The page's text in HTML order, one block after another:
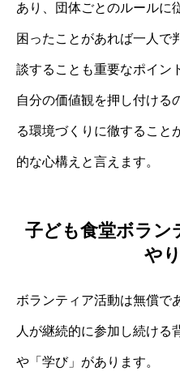
あり、団体ごとのルールに
困ったことがあれば一人で
談することも重要なポイン
自分の価値観を押し付ける
る環境づくりに徹すること
的な心構えと言えます。
子ども食堂ボラン
や
ボランティア活動は無償で
人が継続的に参加し続ける
や「学び」があります。